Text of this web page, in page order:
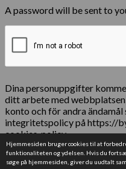
A password will be sent to
Dina personuppgifter
ditt arbete med
konto och för andra
integritetspolicy på https://
cookies-policy
Registrera
Hjemmesiden bruger cookies til at
funktionaliteten og ydelsen. Hvis du
søge på hjemmesiden, giver du uudtalt